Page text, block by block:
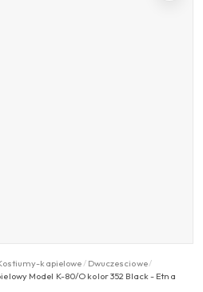
kapielowe/ Dwuczesciowe/
Model K-80/O kolor 352 Black - Etna